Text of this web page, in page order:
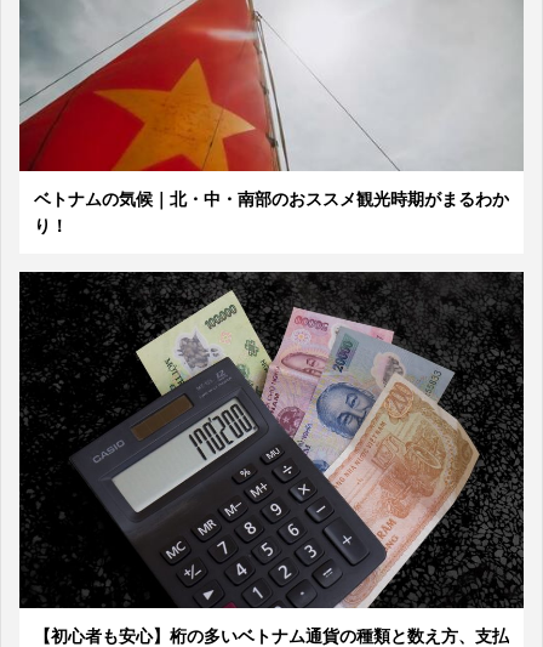
ベトナムの気候｜北・中・南部のおススメ観光時期がまるわか
り！
【初心者も安心】桁の多いベトナム通貨の種類と数え方、支払